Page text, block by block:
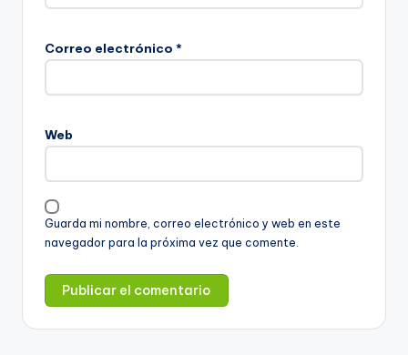
Correo electrónico *
Web
Guarda mi nombre, correo electrónico y web en este
navegador para la próxima vez que comente.